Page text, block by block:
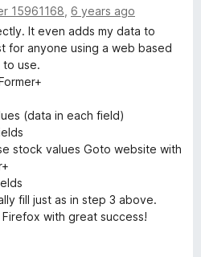
15961168 6 years ago
It even adds my data to
for anyone using a web based
to use.
(data in each field)
stock values Goto website with
fill just as in step 3 above.
with great success!